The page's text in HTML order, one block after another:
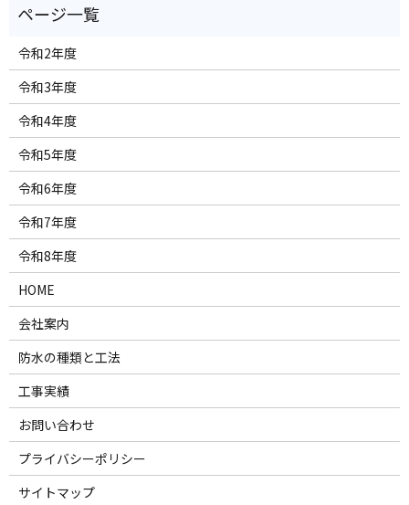
令和2年度
令和3年度
令和4年度
令和5年度
令和6年度
令和7年度
令和8年度
HOME
会社案内
防水の種類と工法
工事実績
お問い合わせ
プライバシーポリシー
サイトマップ